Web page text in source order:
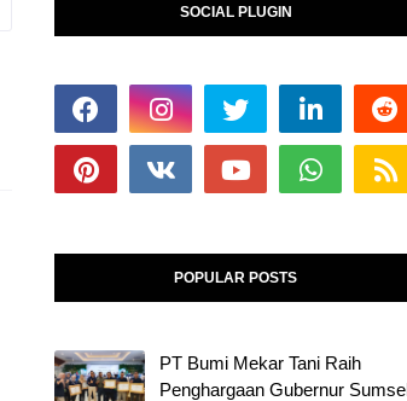
SOCIAL PLUGIN
POPULAR POSTS
PT Bumi Mekar Tani Raih
Penghargaan Gubernur